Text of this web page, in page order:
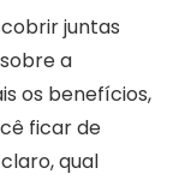
juntas
a
os benefícios,
ficar de
qual